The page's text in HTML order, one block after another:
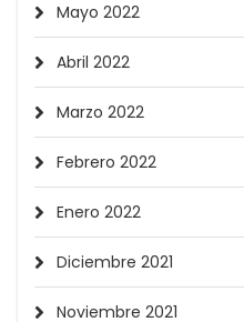
Mayo 2022
Abril 2022
Marzo 2022
Febrero 2022
Enero 2022
Diciembre 2021
Noviembre 2021